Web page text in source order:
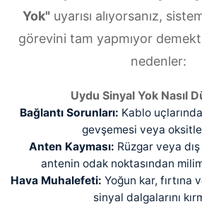
Yok" uyarısı alıyorsanız,
görevini tam yapmıyor
nedenler:
Uydu Sinyal Yok Nasıl
Bağlantı Sorunları: Kablo
gevşemesi veya
Anten Kayması: Rüzgar veya
antenin odak noktasından
Hava Muhalefeti: Yoğun kar, fırtına
sinyal dalgalarını